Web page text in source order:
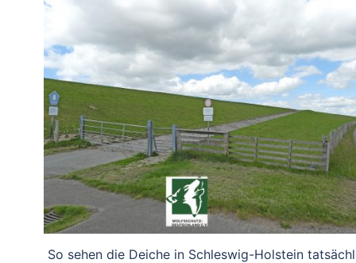
So sehen die Deiche in Schleswig-Holstein